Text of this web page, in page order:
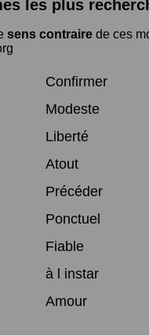
les plus
sens contraire de ces
Confirmer
Modeste
Liberté
Atout
Précéder
Ponctuel
Fiable
à l instar
Amour